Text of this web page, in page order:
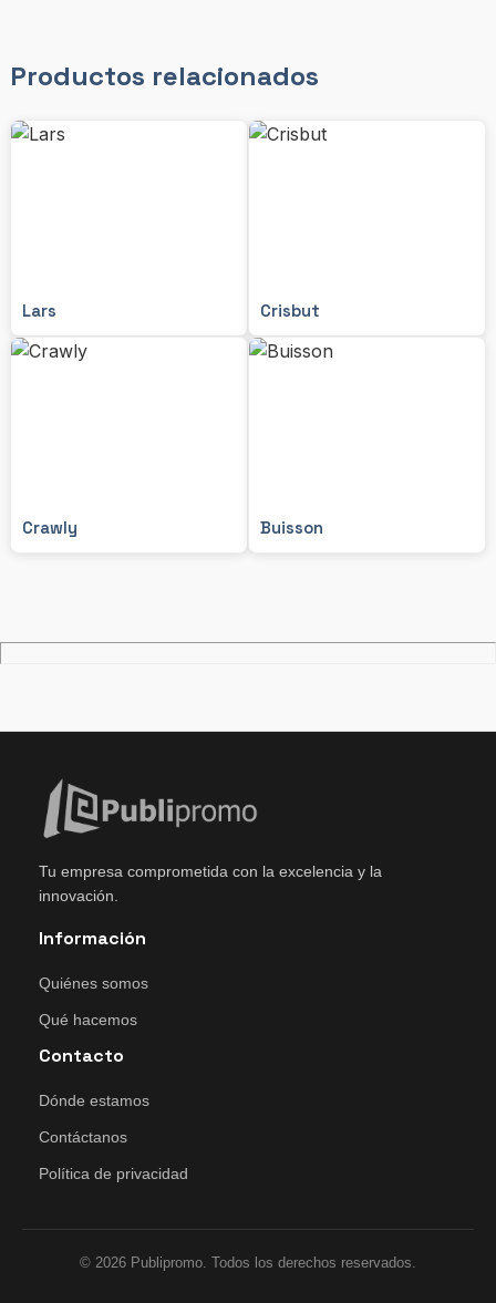
Productos relacionados
Lars Crisbut
Crawly Buisson
Tu empresa comprometida con la excelencia y la
innovación.
Información
Quiénes somos
Qué hacemos
Contacto
Dónde estamos
Contáctanos
Política de privacidad
© 2026 Publipromo. Todos los derechos reservados.